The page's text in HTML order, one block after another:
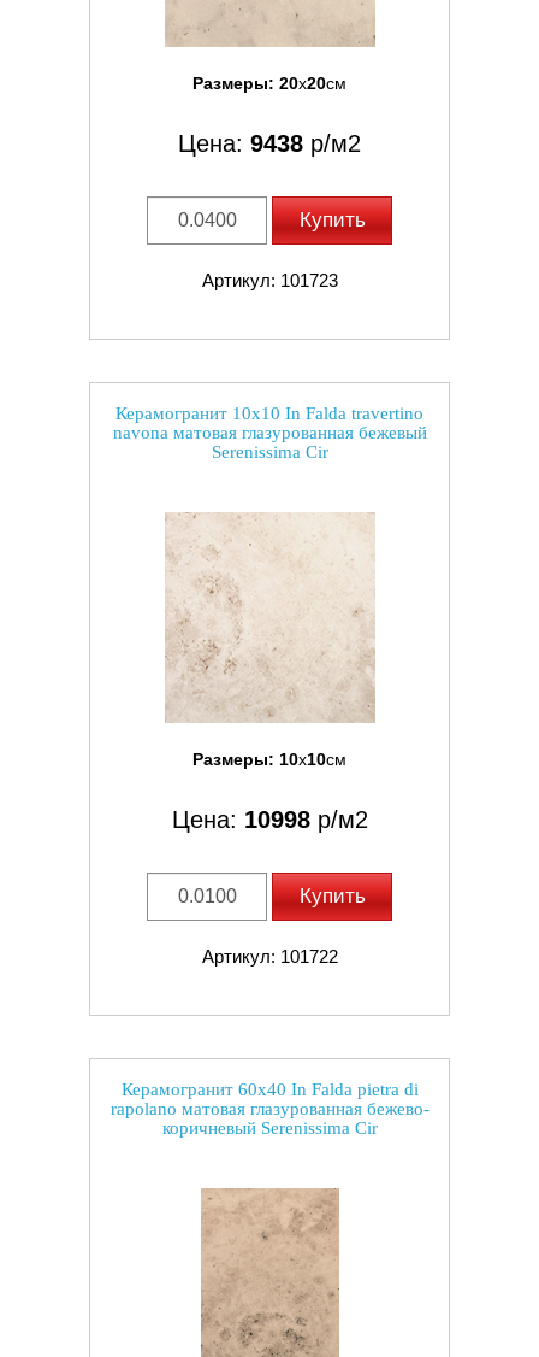
Размеры: 20x20см
Цена: 9438 р/м2
Купить
Артикул: 101723
Керамогранит 10x10 In Falda travertino
navona матовая глазурованная бежевый
Serenissima Cir
Размеры: 10x10см
Цена: 10998р/м2
Купить
Артикул: 101722
Керамогранит 60x40 In Falda pietra di
rapolano матовая глазурованная бежево-
коричневый Serenissima Cir